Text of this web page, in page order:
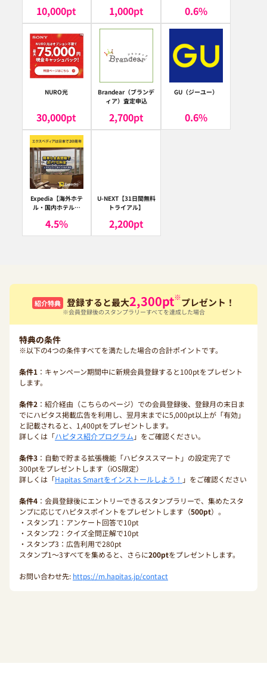
10,000pt 1,000pt 0.6%
NURO光
30,000pt
Brandear（ブランデ
ィア）査定申込
2,700pt
GU（ジーユー）
0.6%
Expedia【海外ホテ
ル・国内ホテル予
ア）
4.5%
U-NEXT【31日間無料
トライアル】
2,200pt
紹介特典 登録すると最大2,300pt※プレゼント！
※会員登録後のスタンプラリーすべてを達成した場合
特典の条件
※以下の4つの条件すべてを満たした場合の合計ポイントです。
条件1 ：キャンペーン期間中に新規会員登録すると100ptをプレゼント
します。
条件2 ：紹介経由（こちらのページ）での会員登録後、登録月の末日ま
でにハピタス掲載広告を利用し、翌月末までに5,000pt以上が「有効」
と記載されると、1,400ptをプレゼントします。
詳しくは「ハピタス紹介プログラム 」をご確認ください。
条件3 ：自動で貯まる拡張機能「ハピタススマート」の設定完了で
300ptをプレゼントします（iOS限定）
詳しくは「Hapitas Smartをインストールしよう！ 」をご確認ください
条件4 ：会員登録後にエントリーできるスタンプラリーで、集めたスタ
ンプに応じてハピタスポイントをプレゼントします（500pt）。
・スタンプ1：アンケート回答で10pt
・スタンプ2：クイズ全問正解で10pt
・スタンプ3：広告利用で280pt
スタンプ1〜3すべてを集めると、さらに200ptをプレゼントします。
お問い合わせ先: https://m.hapitas.jp/contact